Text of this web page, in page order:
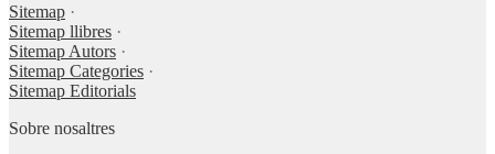
Sitemap ·
Sitemap llibres ·
Sitemap Autors ·
Sitemap Categories ·
Sitemap Editorials
Sobre nosaltres